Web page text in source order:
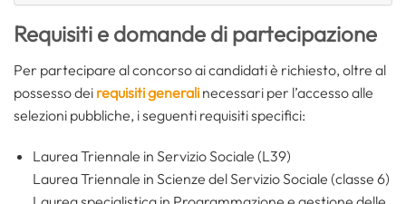
Requisiti e domande di partecipazione
Per partecipare al concorso ai candidati è richiesto, oltre al
possesso dei requisiti generali necessari per l’accesso alle
selezioni pubbliche, i seguenti requisiti specifici:
Laurea Triennale in Servizio Sociale (L39)
Laurea Triennale in Scienze del Servizio Sociale (classe 6)